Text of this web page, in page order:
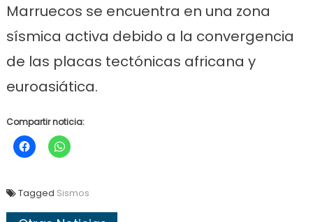
Marruecos se encuentra en una zona
sísmica activa debido a la convergencia
de las placas tectónicas africana y
euroasiática.
Compartir noticia:
Tagged Sismos